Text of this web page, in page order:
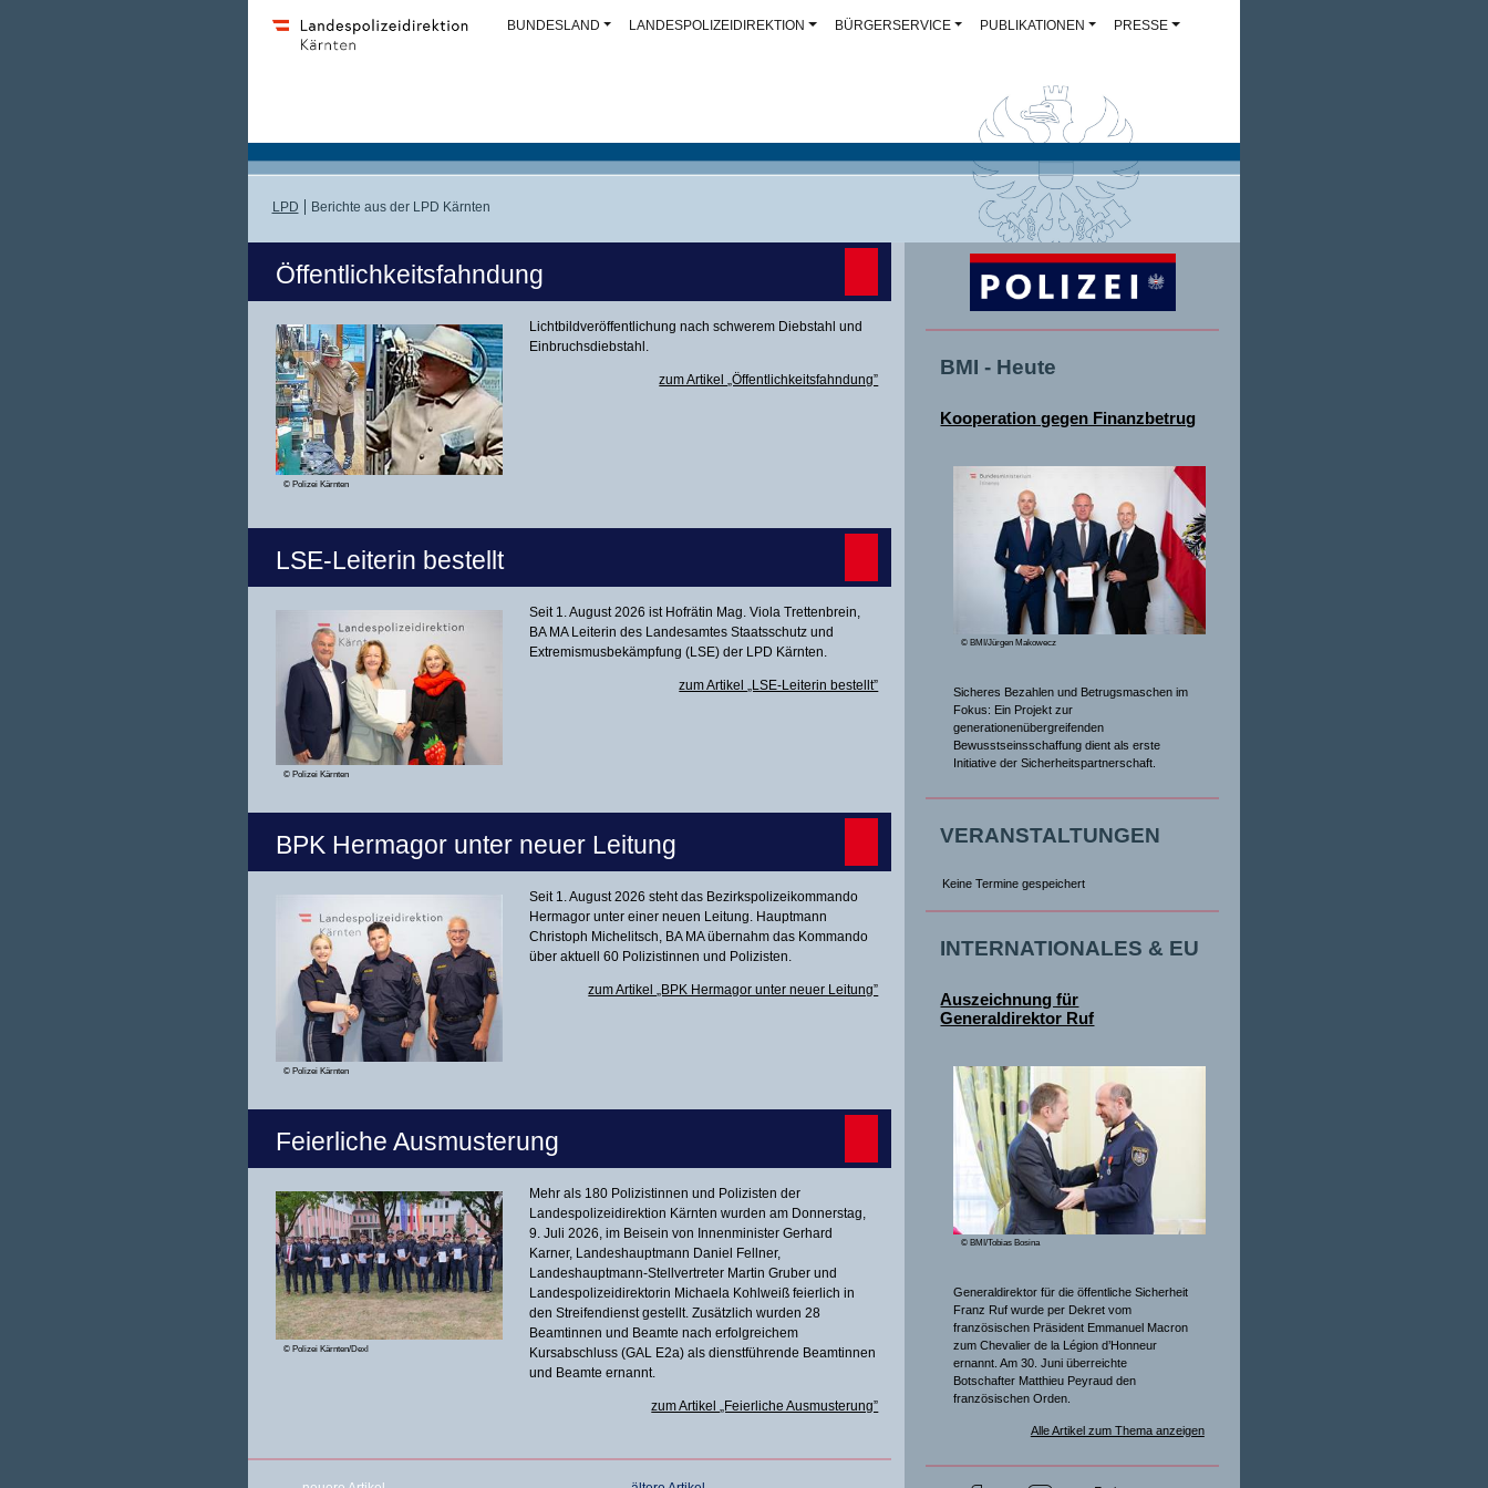
BUNDESLAND LANDESPOLIZEIDIREKTION BÜRGERSERVICE PUBLIKATIONEN PRESSE
LPD Berichte aus der LPD Kärnten
Öffentlichkeitsfahndung
© Polizei Kärnten
Lichtbildveröffentlichung nach schwerem Diebstahl und
Einbruchsdiebstahl.
zum Artikel „Öffentlichkeitsfahndung”
LSE-Leiterin bestellt
© Polizei Kärnten
Seit 1. August 2026 ist Hofrätin Mag. Viola Trettenbrein,
BA MA Leiterin des Landesamtes Staatsschutz und
Extremismusbekämpfung (LSE) der LPD Kärnten.
zum Artikel „LSE-Leiterin bestellt”
BPK Hermagor unter neuer Leitung
© Polizei Kärnten
Seit 1. August 2026 steht das Bezirkspolizeikommando
Hermagor unter einer neuen Leitung. Hauptmann
Christoph Michelitsch, BA MA übernahm das Kommando
über aktuell 60 Polizistinnen und Polizisten.
zum Artikel „BPK Hermagor unter neuer Leitung”
Feierliche Ausmusterung
© Polizei Kärnten/Dexl
Mehr als 180 Polizistinnen und Polizisten der
Landespolizeidirektion Kärnten wurden am Donnerstag,
9. Juli 2026, im Beisein von Innenminister Gerhard
Karner, Landeshauptmann Daniel Fellner,
Landeshauptmann-Stellvertreter Martin Gruber und
Landespolizeidirektorin Michaela Kohlweiß feierlich in
den Streifendienst gestellt. Zusätzlich wurden 28
Beamtinnen und Beamte nach erfolgreichem
Kursabschluss (GAL E2a) als dienstführende Beamtinnen
und Beamte ernannt.
zum Artikel „Feierliche Ausmusterung”
BMI - Heute
Kooperation gegen Finanzbetrug
© BMI/Jürgen Makowecz
Sicheres Bezahlen und Betrugsmaschen im
Fokus: Ein Projekt zur
generationenübergreifenden
Bewusstseinsschaffung dient als erste
Initiative der Sicherheitspartnerschaft.
VERANSTALTUNGEN
Keine Termine gespeichert
INTERNATIONALES & EU
Auszeichnung für
Generaldirektor Ruf
© BMI/Tobias Bosina
Generaldirektor für die öffentliche Sicherheit
Franz Ruf wurde per Dekret vom
französischen Präsident Emmanuel Macron
zum Chevalier de la Légion d’Honneur
ernannt. Am 30. Juni überreichte
Botschafter Matthieu Peyraud den
französischen Orden.
Alle Artikel zum Thema anzeigen